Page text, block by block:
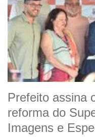
Prefeito assina
reforma do
Imagens e